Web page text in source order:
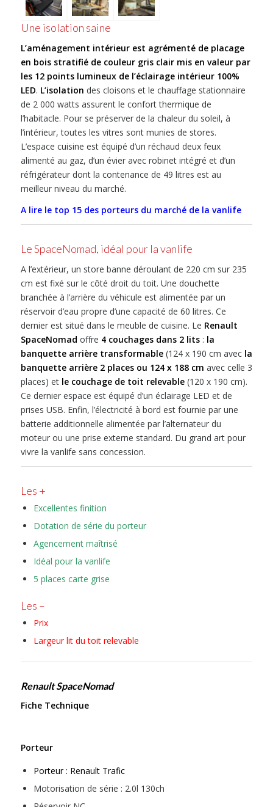
Une isolation saine
L’aménagement intérieur est agrémenté de placage
en bois stratifié de couleur gris clair mis en valeur par
les 12 points lumineux de l’éclairage intérieur 100%
LED. L’isolation des cloisons et le chauffage stationnaire
de 2 000 watts assurent le confort thermique de
l’habitacle. Pour se préserver de la chaleur du soleil, à
l’intérieur, toutes les vitres sont munies de stores.
L’espace cuisine est équipé d’un réchaud deux feux
alimenté au gaz, d’un évier avec robinet intégré et d’un
réfrigérateur dont la contenance de 49 litres est au
meilleur niveau du marché.
A lire le top 15 des porteurs du marché de la vanlife
Le SpaceNomad, idéal pour la vanlife
A l’extérieur, un store banne déroulant de 220 cm sur 235
cm est fixé sur le côté droit du toit. Une douchette
branchée à l’arrière du véhicule est alimentée par un
réservoir d’eau propre d’une capacité de 60 litres. Ce
dernier est situé dans le meuble de cuisine. Le Renault
SpaceNomad offre 4 couchages dans 2 lits: la
banquette arrière transformable(124 x 190 cm avec la
banquette arrière 2 places ou 124 x 188 cm avec celle 3
places) et le couchage de toit relevable(120 x 190 cm).
Ce dernier espace est équipé d’un éclairage LED et de
prises USB. Enfin, l’électricité à bord est fournie par une
batterie additionnelle alimentée par l’alternateur du
moteur ou une prise externe standard. Du grand art pour
vivre la vanlife sans concession.
Les +
Excellentes finition
Dotation de série du porteur
Agencement maîtrisé
Idéal pour la vanlife
5 places carte grise
Les –
Prix
Largeur lit du toit relevable
Renault SpaceNomad
Fiche Technique
Porteur
Porteur : Renault Trafic
Motorisation de série : 2.0l 130ch